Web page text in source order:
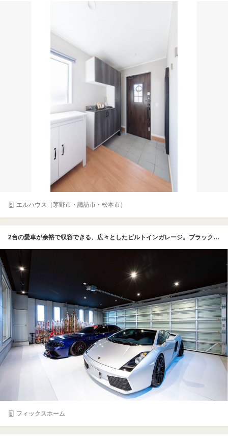
エルハウス（茅野市・諏訪市・松本市）
2台の愛車が余裕で収容できる、広々としたビルトインガレージ。ブラックの天井にダウンライトを配し、まるでショールームのような洗練された雰囲気を演出している。施主様のコレクションであるトロフィーや、趣味のロードバイクもディスプレイされ、まさに「大人の隠れ家」。高窓からは自然光も入り、メンテナンス作業も快適に行える
フィックスホーム